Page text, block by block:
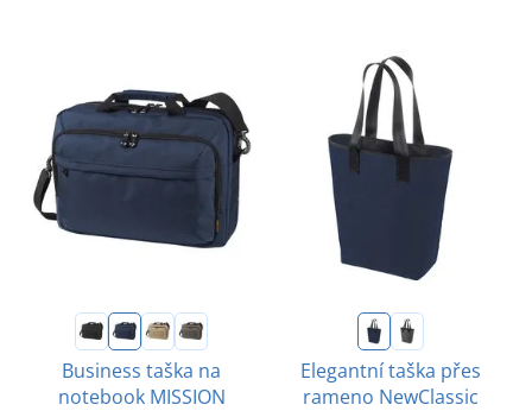
Business taška na
notebook MISSION
Elegantní taška přes
rameno NewClassic